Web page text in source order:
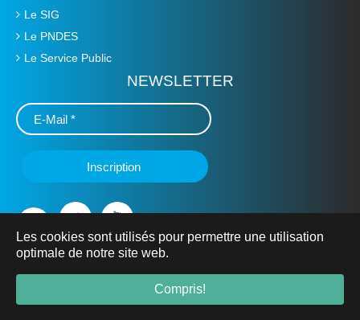
Les cookies sont utilisés pour permettre une utilisation
optimale de notre site web.
Compris!
Le SIG
Le PNDES
Le Service Public
NEWSLETTER
© 2019 Ministère de L'Education Nationale, de l'Alphabétisation
et de la Promotion des Langues Nationales -
- Tous
droits réservés.